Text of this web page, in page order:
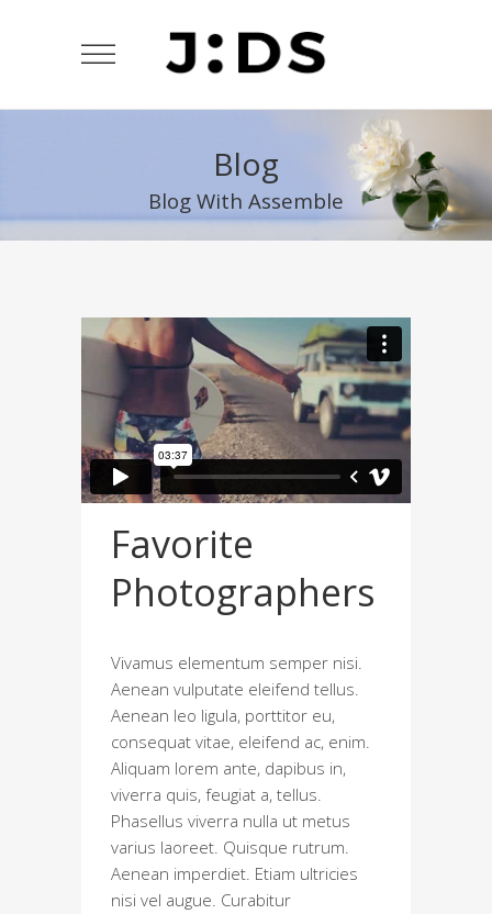
Blog
Blog With Assemble
Favorite
Photographers
Vivamus elementum semper nisi.
Aenean vulputate eleifend tellus.
Aenean leo ligula, porttitor eu,
consequat vitae, eleifend ac, enim.
Aliquam lorem ante, dapibus in,
viverra quis, feugiat a, tellus.
Phasellus viverra nulla ut metus
varius laoreet. Quisque rutrum.
Aenean imperdiet. Etiam ultricies
nisi vel augue. Curabitur